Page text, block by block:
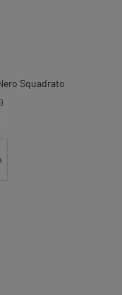
Squadrato